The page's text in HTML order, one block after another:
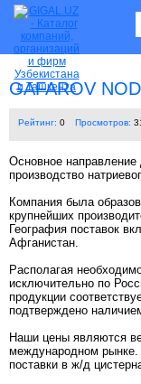
GAFAROV
Рейтинг: 0 Просмотров:
Основное направление
производство
Компания была
крупнейших
География поставок
Афганистан.
Располагая
исключительно по
продукции
подтверждено
Наши цены являются
международном рынке.
поставки в ж/д